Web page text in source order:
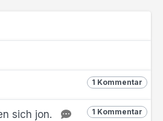
1 Kommentar
1 Kommentar
sich jon.